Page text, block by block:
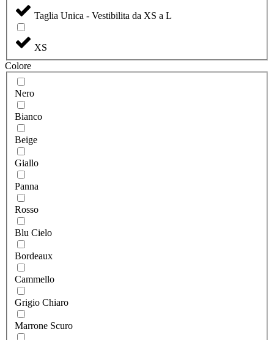
Taglia Unica - Vestibilita da XS a L
XS
Colore
Nero
Bianco
Beige
Giallo
Panna
Rosso
Blu Cielo
Bordeaux
Cammello
Grigio Chiaro
Marrone Scuro